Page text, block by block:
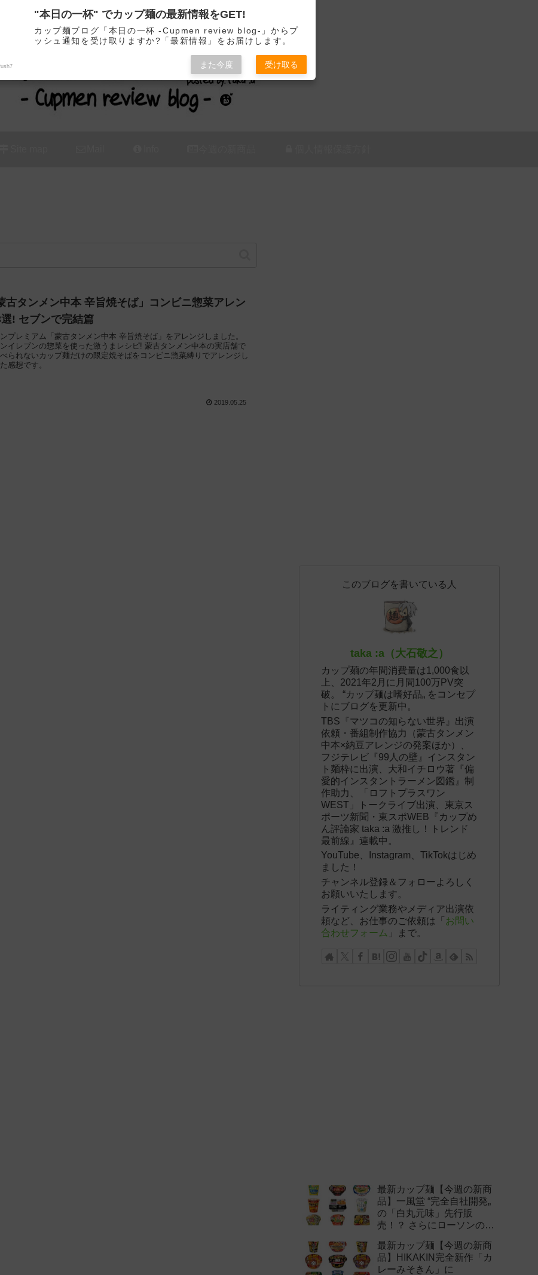
カップ麺の新商品をレビュー / アレンジするブログ
古タンメン中本 辛旨焼そば」コンビニ惣菜アレン
選! セブンで完結篇
プレミアム「蒙古タンメン中本 辛旨焼そば」をアレンジしました。
イレブンの惣菜を使った激うまレシピ! 蒙古タンメン中本の実店舗で
られないカップ麺だけの限定焼そばをコンビニ惣菜縛りでアレンジし
感想です。
2019.05.25
このブログを書いている人
taka :a（大石敬之）
カップ麺の年間消費量は1,000食以
上、2021年2月に月間100万PV突
破。 “カップ麺は嗜好品„ をコンセプ
トにブログを更新中。
TBS『マツコの知らない世界』出演
依頼・番組制作協力（蒙古タンメン
中本×納豆アレンジの発案ほか）、
フジテレビ『99人の壁』インスタン
ト麺枠に出演、大和イチロウ著『偏
愛的インスタントラーメン図鑑』制
作助力、「ロフトプラスワン
WEST」トークライブ出演、東京ス
ポーツ新聞・東スポWEB『カップめ
ん評論家 taka :a 激推し！トレンド
最前線』連載中。
YouTube、Instagram、TikTokはじめ
ました！
チャンネル登録＆フォローよろしく
お願いいたします。
ライティング業務やメディア出演依
頼など、お仕事のご依頼は「 お問い
合わせフォーム 」まで。
最新カップ麺【今週の新商
品】一風堂 “完全自社開発„
の「白丸元味」先行販
売！？ さらにローソンの激
新作まとめ！
最新カップ麺【今週の新商
品】HIKAKIN完全新作「カ
レーみそきん」に
"本日の一杯" でカップ麺の最新情報をGET!
カップ麺ブログ「本日の一杯 -Cupmen review blog-」からプ
ッシュ通知を受け取りますか?「最新情報」をお届けします。
また今度 受け取る